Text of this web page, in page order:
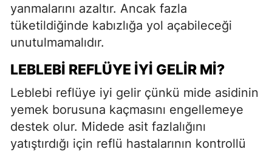
yanmalarını azaltır. Ancak fazla
tüketildiğinde kabızlığa yol açabileceği
unutulmamalıdır.
LEBLEBI REFLÜYE İYI GELIR MI?
Leblebi reflüye iyi gelir çünkü mide asidinin
yemek borusuna kaçmasını engellemeye
destek olur. Midede asit fazlalığını
yatıştırdığı için reflü hastalarının kontrollü